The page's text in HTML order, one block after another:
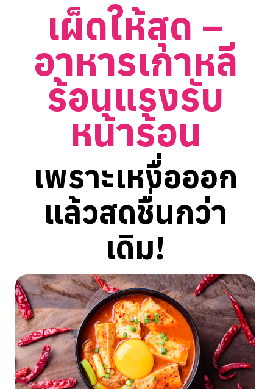
เผ็ดให้สุด –
อาหารเกาหลี
ร้อนแรงรับ
หน้าร้อน
เพราะเหงื่อออก
แล้วสดชื่นกว่า
เดิม!